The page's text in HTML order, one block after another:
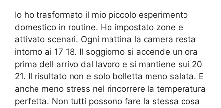
Io ho trasformato il mio piccolo esperimento
domestico in routine. Ho impostato zone e
attivato scenari. Ogni mattina la camera resta
intorno ai 17 18. Il soggiorno si accende un ora
prima dell arrivo dal lavoro e si mantiene sui 20
21. Il risultato non e solo bolletta meno salata. E
anche meno stress nel rincorrere la temperatura
perfetta. Non tutti possono fare la stessa cosa